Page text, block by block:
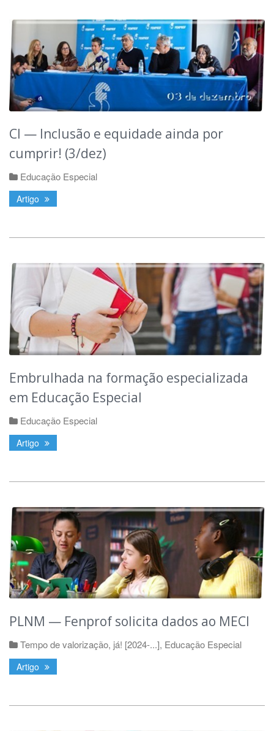
CI — Inclusão e equidade ainda por
cumprir! (3/dez)
Educação Especial
Artigo
Embrulhada na formação especializada
em Educação Especial
Educação Especial
Artigo
PLNM — Fenprof solicita dados ao MECI
Tempo de valorização, já! [2024-...], Educação Especial
Artigo